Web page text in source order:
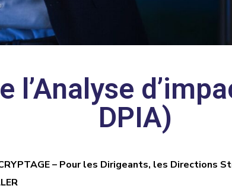
l’Analyse
DPIA)
– Pour les Dirigeants, les